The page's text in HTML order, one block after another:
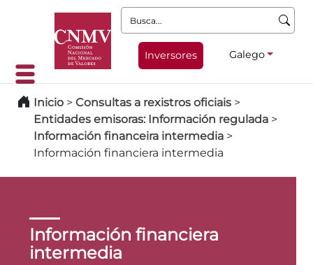
Busca:
Inversores Galego
Inicio > Consultas a rexistros oficiais >
Entidades emisoras: Información regulada >
Información financeira intermedia >
Información financiera intermedia
Información financiera
intermedia